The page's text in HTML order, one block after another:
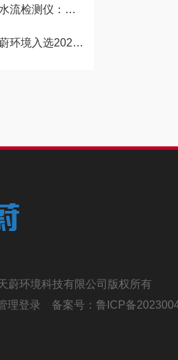
防汛抢测提供可靠流量数据
式电波流速仪品牌畅销榜前三
蔚环境科技有限公司版权所有
理登录 备案号： 鲁ICP备